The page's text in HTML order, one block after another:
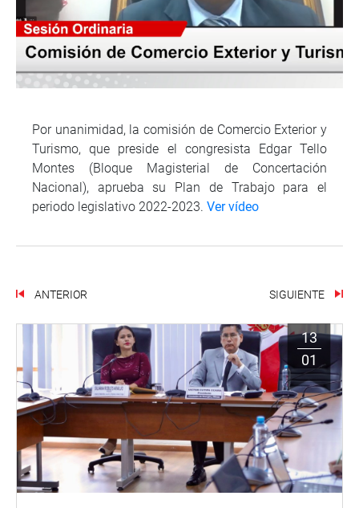
Por unanimidad, la comisión de Comercio Exterior y
Turismo, que preside el congresista Edgar Tello
Montes (Bloque Magisterial de Concertación
Nacional), aprueba su Plan de Trabajo para el
periodo legislativo 2022-2023. Ver vídeo
ANTERIOR SIGUIENTE
13
01